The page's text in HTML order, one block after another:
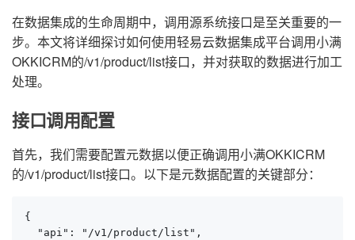
在数据集成的生命周期中，调用源系统接口是至关重要的一
步。本文将详细探讨如何使用轻易云数据集成平台调用小满
OKKICRM的/v1/product/list接口，并对获取的数据进行加工
处理。
接口调用配置
首先，我们需要配置元数据以便正确调用小满OKKICRM
的/v1/product/list接口。以下是元数据配置的关键部分：
{
  "api": "/v1/product/list",